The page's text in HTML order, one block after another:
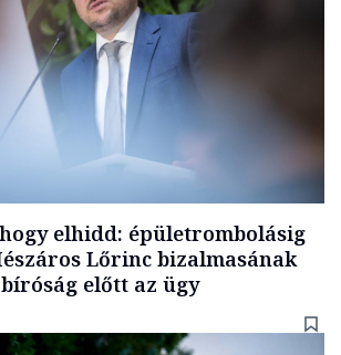
elhidd: épületrombolásig
Lőrinc bizalmasának
előtt az ügy